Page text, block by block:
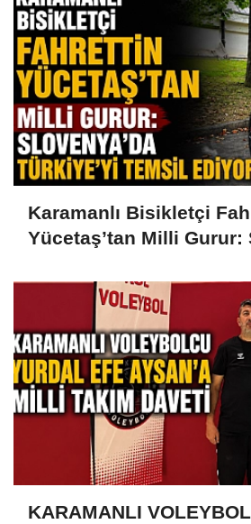
Karamanlı Bisikletçi
Yücetaş’tan Milli Gurur:
KARAMANLI